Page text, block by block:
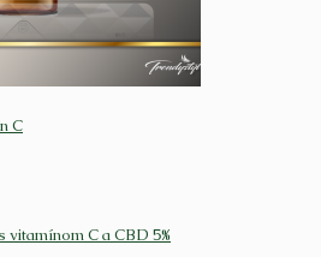
C
C a CBD 5%